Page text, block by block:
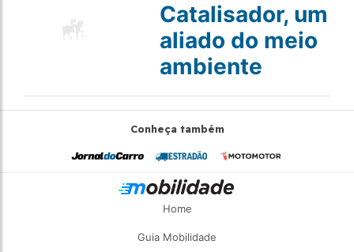
Catalisador, um
aliado do meio
ambiente
Conheça também
Home
Guia Mobilidade